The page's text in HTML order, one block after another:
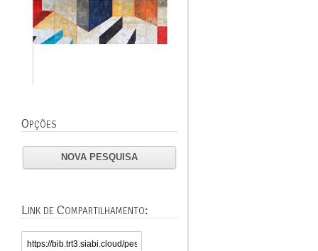
Opções
NOVA PESQUISA
Link de Compartilhamento: